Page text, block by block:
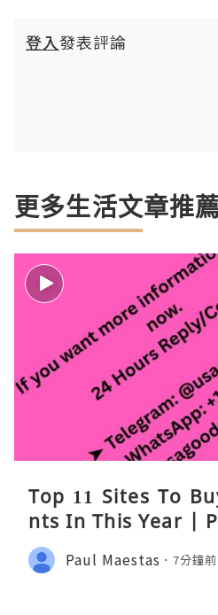
登入發表評論
更多生活文章推
Top 11 Sites To
nts In This Year |
Paul Maestas 7分鐘前